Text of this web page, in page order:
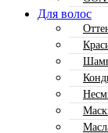
Для волос